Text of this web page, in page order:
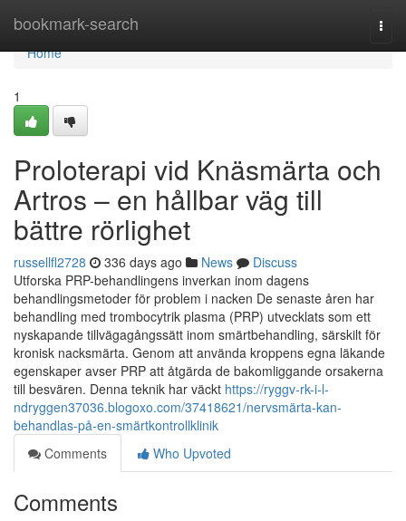
bookmark-search
Home
Home
1
Proloterapi vid Knäsmärta och
Artros – en hållbar väg till
bättre rörlighet
russellfl2728 336 days ago News
Discuss
Utforska PRP-behandlingens inverkan inom dagens
behandlingsmetoder för problem i nacken De senaste åren har
behandling med trombocytrik plasma (PRP) utvecklats som ett
nyskapande tillvägagångssätt inom smärtbehandling, särskilt för
kronisk nacksmärta. Genom att använda kroppens egna läkande
egenskaper avser PRP att åtgärda de bakomliggande orsakerna
till besvären. Denna teknik har väckt https://ryggv-rk-i-l-
ndryggen37036.blogoxo.com/37418621/nervsmärta-kan-
behandlas-på-en-smärtkontrollklinik
Comments
Who Upvoted
Comments